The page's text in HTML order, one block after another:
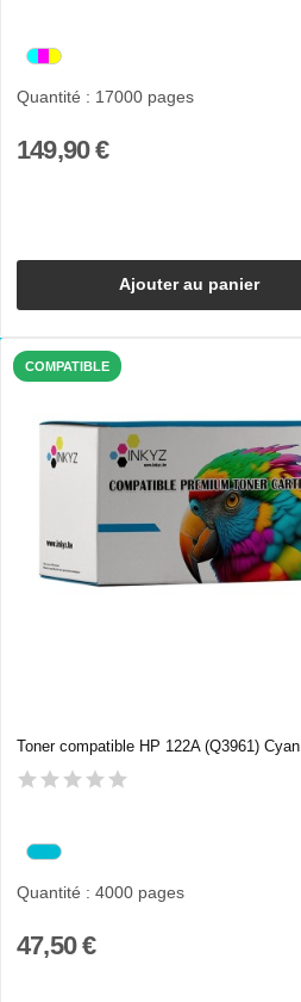
Quantité : 17000 pages
149,90 €
Ajouter au panier
COMPATIBLE
Toner compatible HP 122A (Q3961) Cyan
Quantité : 4000 pages
47,50 €